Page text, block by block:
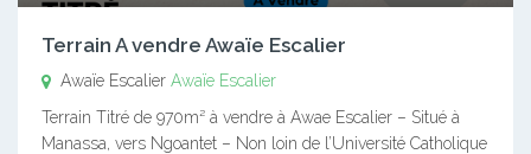
Terrain A vendre Awaïe Escalier
Awaïe Escalier Awaïe Escalier
Terrain Titré de 970m² à vendre à Awae Escalier – Situé à
Manassa, vers Ngoantet – Non loin de l’Université Catholique